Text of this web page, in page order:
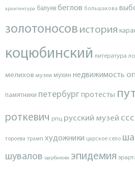
архитектура балуев беглов большакова
золотоносов история
коцюбинский литература
мелихов музеи мухин недвижимость
памятники петербургпротесты
роткевич рпц русский музей
тороева трамп художники царское село
шувалов щербакова эпидемия